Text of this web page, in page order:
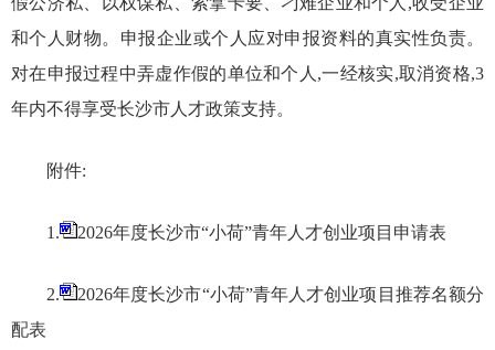
和个人财物。申报企业或个人应对申报资料的真实性负责。
对在申报过程中弄虚作假的单位和个人,一经核实,取消资格,3
年内不得享受长沙市人才政策支持。
附件:
1. 2026年度长沙市“小荷”青年人才创业项目申请表
2.
2026年度长沙市“小荷”青年人才创业项目推荐名额分
配表